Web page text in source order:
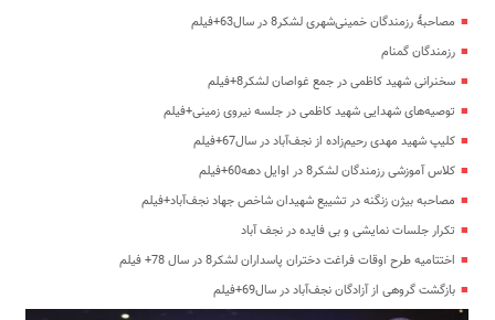
مصاحبۀ رزمندگان خمینی‌شهری لشکر8 در سال63+فیلم
رزمندگان گمنام
سخنرانی شهید کاظمی در جمع غواصان لشکر8+فیلم
توصیه‌های شهدایی شهید کاظمی در جلسه نیروی زمینی+فیلم
کلیپ شهید مهدی رحیم‌زاده از نجف‌آباد در سال67+فیلم
کلاس آموزشی رزمندگان لشکر8 در اوایل دهه60+فیلم
مصاحبه بیژن زنگنه در تشییع شهیدان شاخص جهاد نجف‌آباد+فیلم
تکرار جلسات نمایشی و بی فایده در نجف آباد
اختتامیه طرح اوقات فراغت دختران پاسداران لشکر8 در سال 78+ فیلم
بازگشت گروهی از آزادگان نجف‌آباد در سال69+فیلم